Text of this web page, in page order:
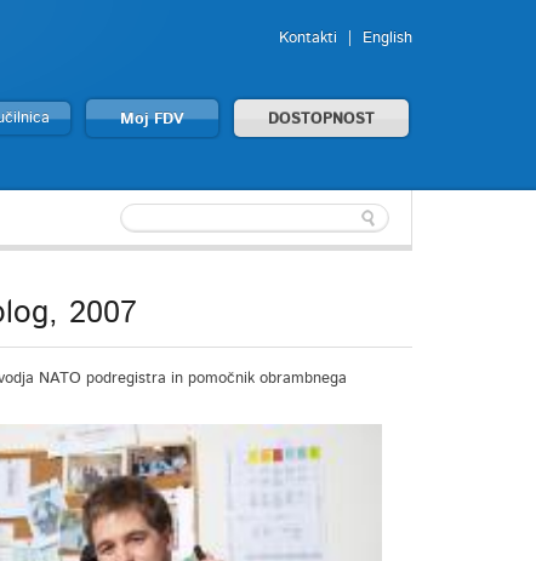
Kontakti English
Moj FDV DOSTOPNOST
2007
NATO podregistra in pomočnik obrambnega